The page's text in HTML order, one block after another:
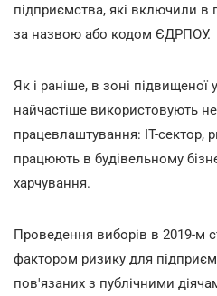
підприємства, які включили в
за назвою або кодом ЄДРПОУ.
Як і раніше, в зоні підвищеної
найчастіше використовують
працевлаштування: IT-сектор,
працюють в будівельному
харчування.
Проведення виборів в 2019-м
фактором ризику для
пов'язаних з публічними